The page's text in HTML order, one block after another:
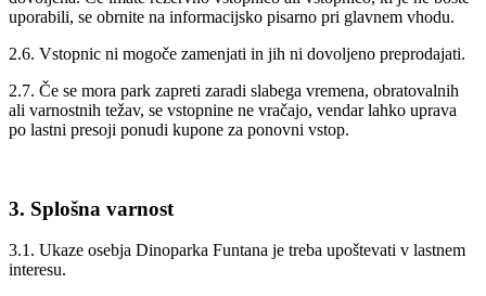
uporabili, se obrnite na informacijsko pisarno pri glavnem vhodu.
2.6. Vstopnic ni mogoče zamenjati in jih ni dovoljeno preprodajati.
2.7. Če se mora park zapreti zaradi slabega vremena, obratovalnih
ali varnostnih težav, se vstopnine ne vračajo, vendar lahko uprava
po lastni presoji ponudi kupone za ponovni vstop.
3. Splošna varnost
3.1. Ukaze osebja Dinoparka Funtana je treba upoštevati v lastnem
interesu.